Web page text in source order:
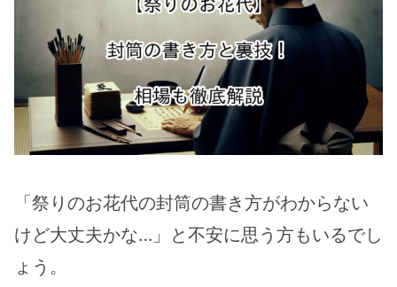
「祭りのお花代の封筒の書き方がわからない
けど大丈夫かな…」と不安に思う方もいるでし
ょう。